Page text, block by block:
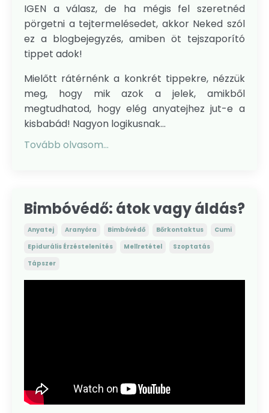
IGEN a válasz, de ha mégis fel szeretnéd
pörgetni a tejtermelésedet, akkor Neked szól
ez a blogbejegyzés, amiben öt tejszaporító
tippet adok!
Mielőtt rátérnénk a konkrét tippekre, nézzük
meg, hogy mik azok a jelek, amikből
megtudhatod, hogy elég anyatejhez jut-e a
kisbabád! Nagyon logikusnak...
Tovább olvasom...
Bimbóvédő: átok vagy áldás?
Anyatej Aranyóra Bimbóvédő Bőrkontaktus
Cumi
Epidurális Érzéstelenítés
Mellretétel
Szoptatás
Tápszer